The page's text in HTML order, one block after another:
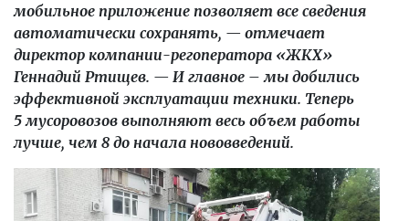
мобильное приложение позволяет все сведения
автоматически сохранять, — отмечает
директор компании-регоператора «ЖКХ»
Геннадий Ртищев. — И главное – мы добились
эффективной эксплуатации техники. Теперь
5 мусоровозов выполняют весь объем работы
лучше, чем 8 до начала нововведений.